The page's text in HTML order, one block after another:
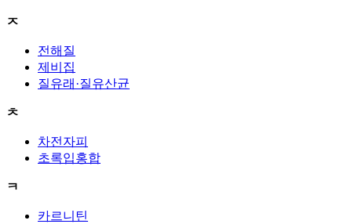
ㅈ
전해질
제비집
질유래·질유산균
ㅊ
차전자피
초록입홍합
ㅋ
카르니틴